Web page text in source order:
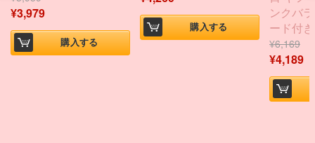
¥3,979
購入する
購入する
ンクバ
ード付き
¥6,169
¥4,189